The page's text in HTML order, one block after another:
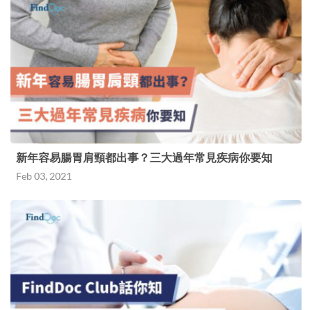
新年容易腸胃肩頸都出事？三大過年常見疾病你要知
Feb 03, 2021